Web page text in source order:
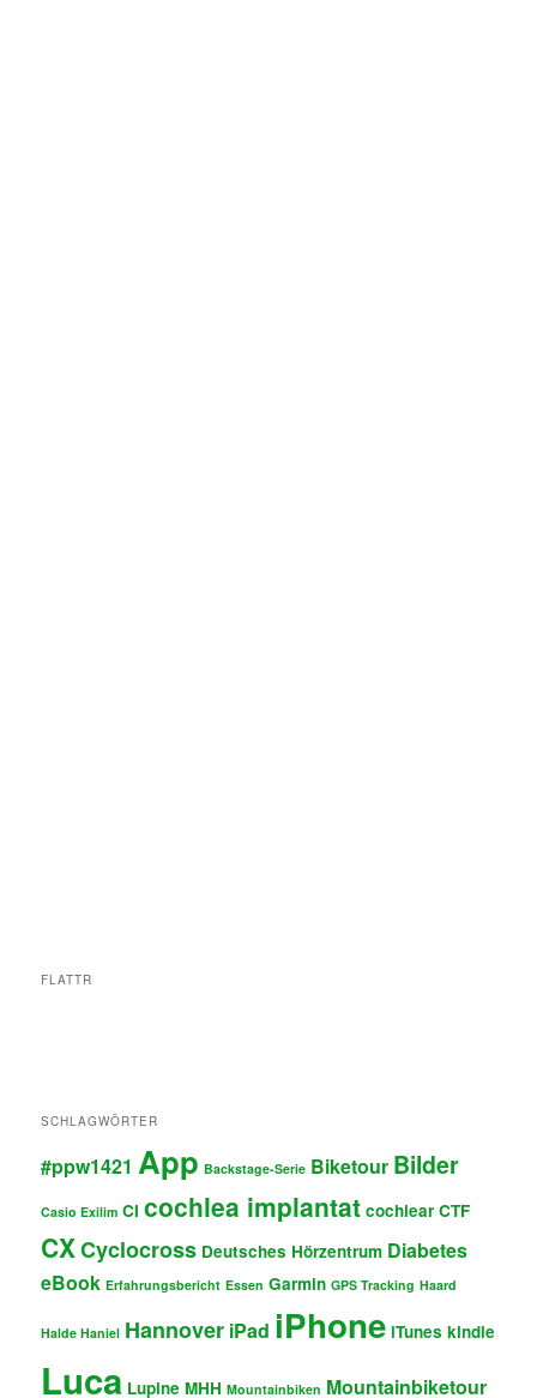
FLATTR
SCHLAGWÖRTER
#ppw1421 App Backstage-Serie Biketour Bilder
Casio Exilim CI cochlea implantat cochlear CTF
CXCyclocross Deutsches Hörzentrum Diabetes
eBook Erfahrungsbericht Essen Garmin GPS Tracking Haard
Halde Haniel Hannover iPad iPhone iTunes kindle
Luca Lupine MHH Mountainbiken Mountainbiketour